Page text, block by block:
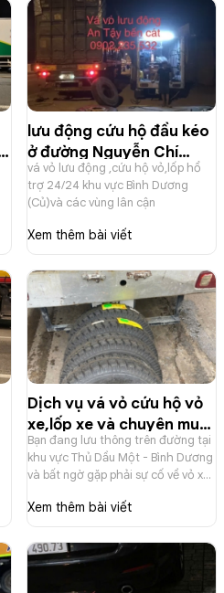
lưu động cứu hộ đầu kéo
ở đường Nguyễn Chí
Thah An Tây Bến Cát
(Bình Dương Củ)
vá vỏ lưu động ,cứu hộ vỏ,lốp hổ
trợ 24/24 khu vực Bình Dương
(Củ)và các vùng lân cận
Xem thêm bài viết
Dịch vụ vá vỏ cứu hộ vỏ
xe,lốp xe và chuyên mua
bán vỏ xe mới và vỏ xe
đã qua sử dụng
0902235532
Bạn đang lưu thông trên đường tại
khu vực Thủ Dầu Một - Bình Dương
và bất ngờ gặp phải sự cố về vỏ xe?
lắng, đặc biệt là vào ban đêm hoặc
muốn liên hệ ngay dịch vụ vá vỏ xe
gần đây để được hỗ trợ nhanh
Xem thêm bài viết